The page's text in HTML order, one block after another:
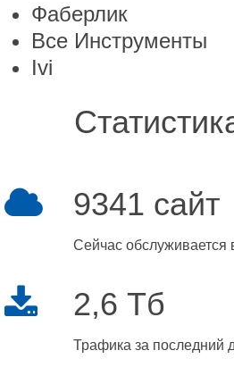
Фаберлик
Все Инструменты
Ivi
9341 сайт
Сейчас обслуживается
2,6 Тб
Трафика за последний